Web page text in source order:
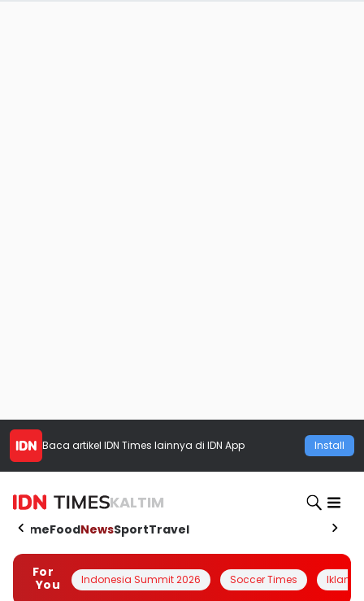
Baca artikel IDN Times lainnya di IDN App Install
KALTIM
HomeFoodNewsSportTravel
For
You
Indonesia Summit 2026 Soccer Times Iklanin